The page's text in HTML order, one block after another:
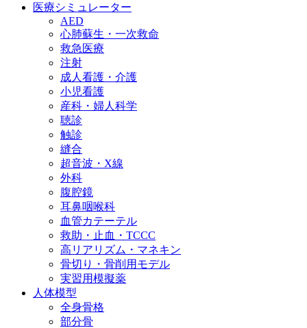
医療シミュレーター
AED
心肺蘇生・一次救命
救急医療
注射
成人看護・介護
小児看護
産科・婦人科学
聴診
触診
縫合
超音波・X線
外科
腹腔鏡
耳鼻咽喉科
血管カテーテル
救助・止血・TCCC
高リアリズム・マネキン
骨切り・骨削用モデル
実習用模擬薬
人体模型
全身骨格
部分骨